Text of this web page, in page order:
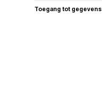
Toegang tot gegevens